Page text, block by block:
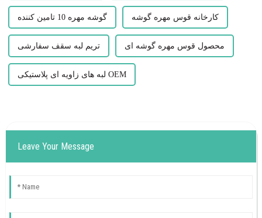
گوشه مهره 10 تامین کننده کارخانه قوس مهره گوشه
تریم لبه سقف سفارشی محصول قوس مهره گوشه ای
لبه های زاویه ای پلاستیکی OEM
Leave Your Message